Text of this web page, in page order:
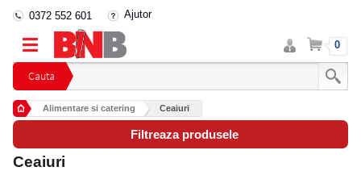
Cauta
0372 552 601 Ajutor
Intra
in
cont
Cos 0
Alimentare si catering Ceaiuri
Filtreaza produsele
Ceaiuri